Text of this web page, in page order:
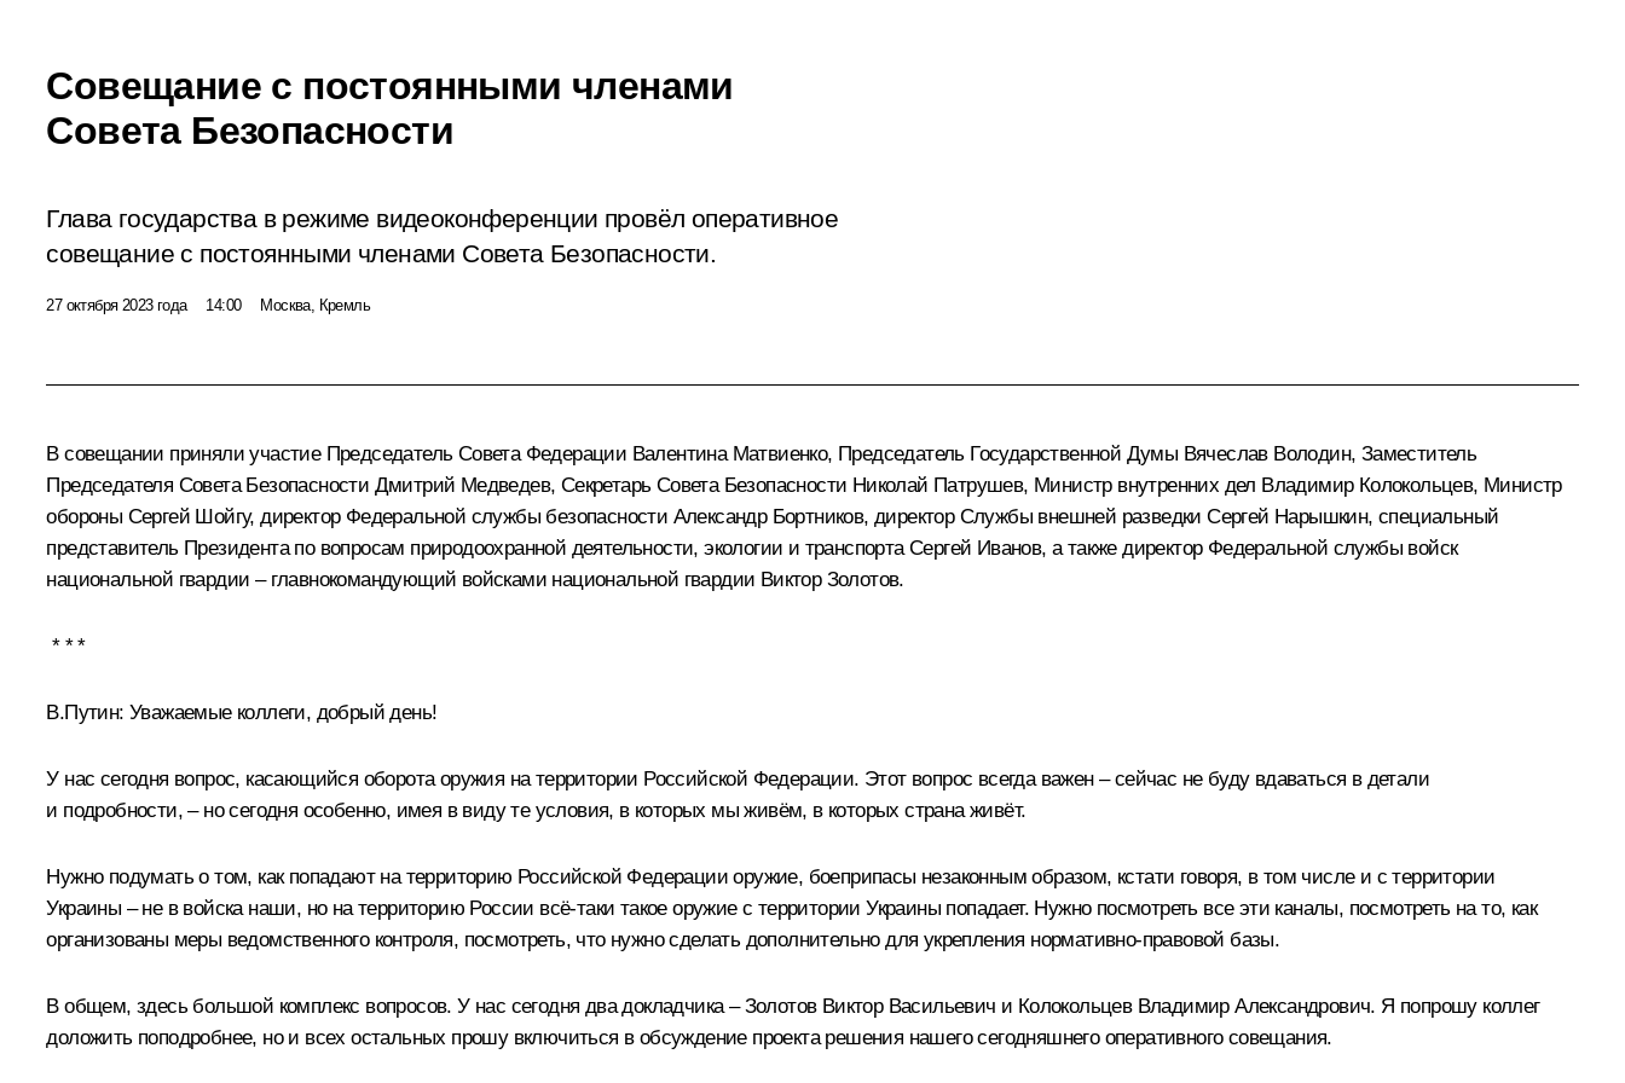
Совещание с постоянными членами
Совета Безопасности
Глава государства в режиме видеоконференции провёл оперативное
совещание с постоянными членами Совета Безопасности.
27 октября 2023 года 14:00 Москва, Кремль
В совещании приняли участие Председатель Совета Федерации Валентина Матвиенко, Председатель Государственной Думы Вячеслав Володин, Заместитель
Председателя Совета Безопасности Дмитрий Медведев, Секретарь Совета Безопасности Николай Патрушев, Министр внутренних дел Владимир Колокольцев, Министр
обороны Сергей Шойгу, директор Федеральной службы безопасности Александр Бортников, директор Службы внешней разведкиСергей Нарышкин, специальный
представитель Президента по вопросам природоохранной деятельности, экологии и транспорта Сергей Иванов, а также директор Федеральной службы войск
национальной гвардии – главнокомандующий войсками национальной гвардии Виктор Золотов.
* * *
В.Путин: Уважаемые коллеги, добрый день!
У нас сегодня вопрос, касающийся оборота оружия на территории Российской Федерации. Этот вопрос всегда важен – сейчас не буду вдаваться в детали
и подробности, – но сегодня особенно, имея в виду те условия, в которых мы живём, в которых страна живёт.
Нужно подумать о том, как попадают на территорию Российской Федерации оружие, боеприпасы незаконным образом, кстати говоря, в том числе и с территории
Украины – не в войска наши, но на территорию России всё-таки такое оружие с территории Украины попадает. Нужно посмотреть все эти каналы, посмотреть на то, как
организованы меры ведомственного контроля, посмотреть, что нужно сделать дополнительно для укрепления нормативно-правовой базы.
В общем, здесь большой комплекс вопросов. У нас сегодня два докладчика – Золотов Виктор Васильевич и Колокольцев Владимир Александрович. Я попрошу коллег
доложить поподробнее, но и всех остальных прошу включиться в обсуждение проекта решения нашего сегодняшнего оперативного совещания.